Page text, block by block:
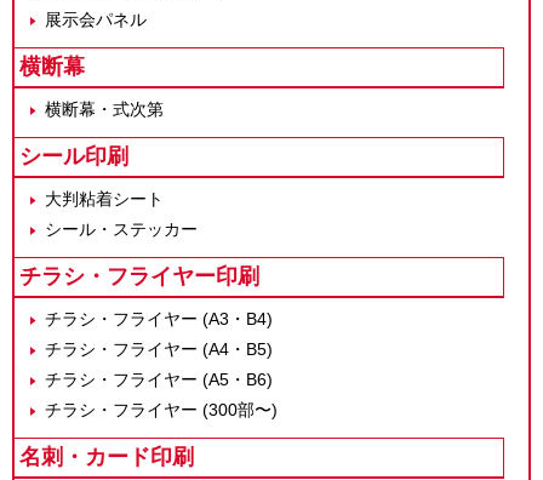
展示会パネル
横断幕
横断幕・式次第
シール印刷
大判粘着シート
シール・ステッカー
チラシ・フライヤー印刷
チラシ・フライヤー (A3・B4)
チラシ・フライヤー (A4・B5)
チラシ・フライヤー (A5・B6)
チラシ・フライヤー (300部〜)
名刺・カード印刷